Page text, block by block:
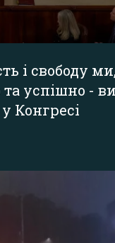
і свободу
та успішно -
Конгресі